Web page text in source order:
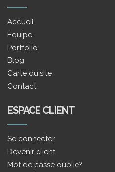
Accueil
Équipe
Portfolio
Blog
Carte du site
Contact
ESPACE CLIENT
Se connecter
Devenir client
Mot de passe oublié?